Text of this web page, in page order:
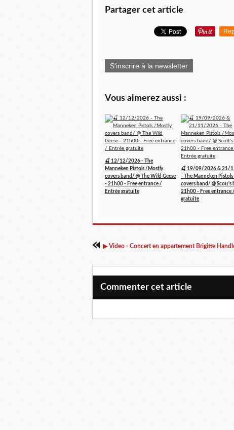
Partager cet article
S'inscrire à la newsletter
Vous aimerez aussi :
🍒 12/12/2026 - The
Manneken Pistols /Mostly
covers band/ @ The Wild Geese
- 21h00 - Free entrance /
Entrée gratuite
🍒 19/09/2026 & 21/
- The Manneken
covers band/ @ Scott's
21h00 - Free entrance
gratuite
Commenter cet article